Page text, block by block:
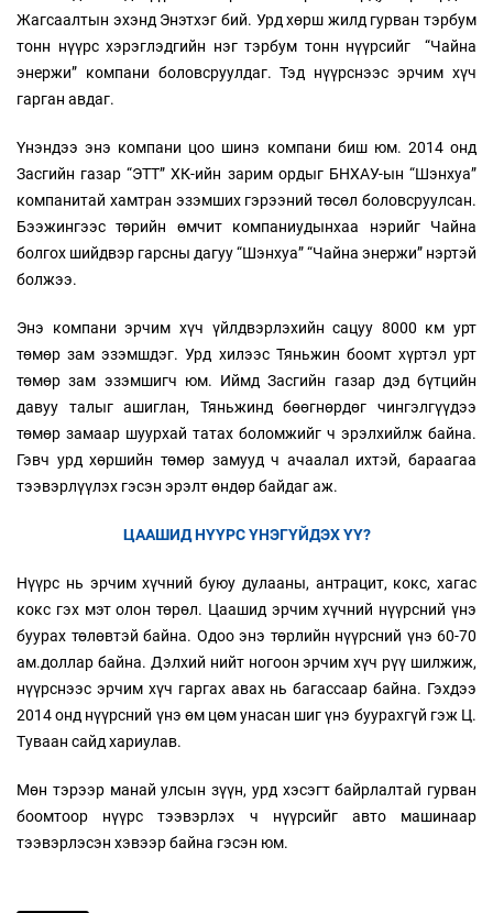
Жагсаалтын эхэнд Энэтхэг бий. Урд хөрш жилд гурван тэрбум
тонн нүүрс хэрэглэдгийн нэг тэрбум тонн нүүрсийг “Чайна
энержи” компани боловсруулдаг. Тэд нүүрснээс эрчим хүч
гарган авдаг.
Үнэндээ энэ компани цоо шинэ компани биш юм. 2014 онд
Засгийн газар “ЭТТ” ХК-ийн зарим ордыг БНХАУ-ын “Шэнхуа”
компанитай хамтран эзэмших гэрээний төсөл боловсруулсан.
Бээжингээс төрийн өмчит компаниудынхаа нэрийг Чайна
болгох шийдвэр гарсны дагуу “Шэнхуа” “Чайна энержи” нэртэй
болжээ.
Энэ компани эрчим хүч үйлдвэрлэхийн сацуу 8000 км урт
төмөр зам эзэмшдэг. Урд хилээс Тяньжин боомт хүртэл урт
төмөр зам эзэмшигч юм. Иймд Засгийн газар дэд бүтцийн
давуу талыг ашиглан, Тяньжинд бөөгнөрдөг чингэлгүүдээ
төмөр замаар шуурхай татах боломжийг ч эрэлхийлж байна.
Гэвч урд хөршийн төмөр замууд ч ачаалал ихтэй, бараагаа
тээвэрлүүлэх гэсэн эрэлт өндөр байдаг аж.
ЦААШИД НҮҮРС ҮНЭГҮЙДЭХ ҮҮ?
Нүүрс нь эрчим хүчний буюу дулааны, антрацит, кокс, хагас
кокс гэх мэт олон төрөл. Цаашид эрчим хүчний нүүрсний үнэ
буурах төлөвтэй байна. Одоо энэ төрлийн нүүрсний үнэ 60-70
ам.доллар байна. Дэлхий нийт ногоон эрчим хүч рүү шилжиж,
нүүрснээс эрчим хүч гаргах авах нь багассаар байна. Гэхдээ
2014 онд нүүрсний үнэ өм цөм унасан шиг үнэ буурахгүй гэж Ц.
Туваан сайд хариулав.
Мөн тэрээр манай улсын зүүн, урд хэсэгт байрлалтай гурван
боомтоор нүүрс тээвэрлэх ч нүүрсийг авто машинаар
тээвэрлэсэн хэвээр байна гэсэн юм.